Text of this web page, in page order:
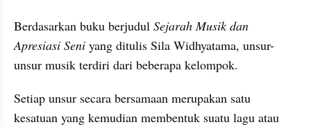
Berdasarkan buku berjudul Sejarah Musik dan
Apresiasi Seni yang ditulis Sila Widhyatama, unsur-
unsur musik terdiri dari beberapa kelompok.
Setiap unsur secara bersamaan merupakan satu
kesatuan yang kemudian membentuk suatu lagu atau